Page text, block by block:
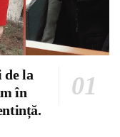
de la
în